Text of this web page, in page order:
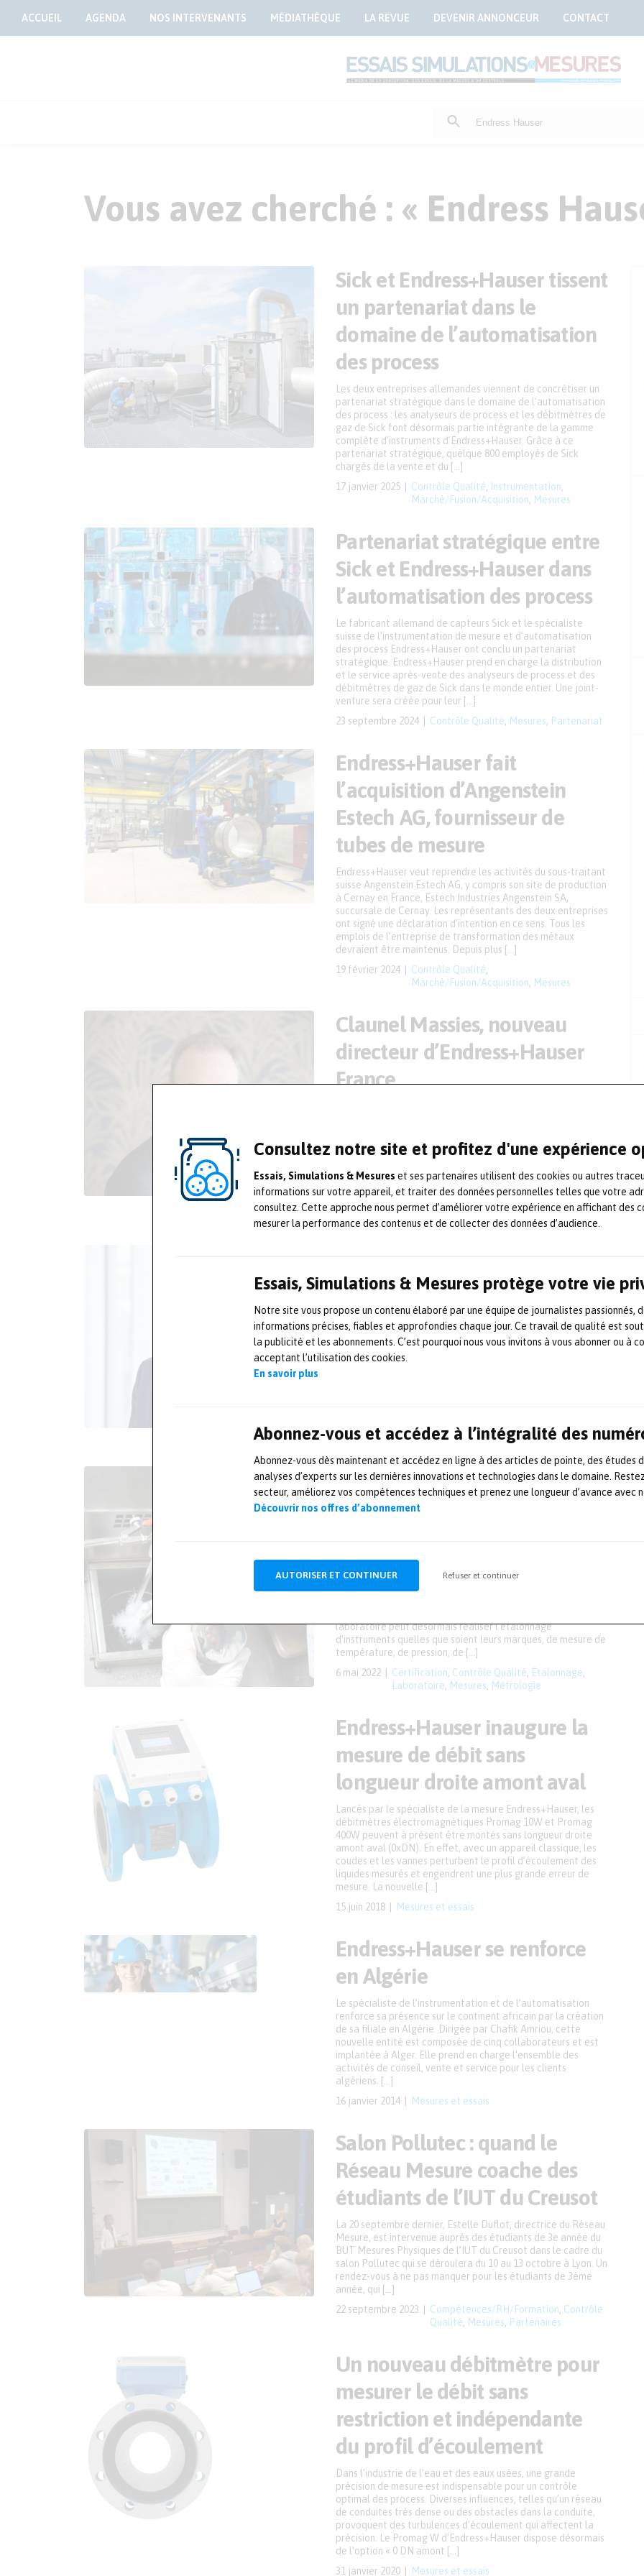
Consultez notre site et profitez d'une expérience
Essais, Simulations & Mesures et ses partenaires utilisent des cookies ou autres
informations sur votre appareil, et traiter des données personnelles telles que votre
consultez. Cette approche nous permet d’améliorer votre expérience en affichant des
mesurer la performance des contenus et de collecter des données d’audience.
Essais, Simulations & Mesures protège votre vie
Notre site vous propose un contenu élaboré par une équipe de journalistes passionnés,
informations précises, fiables et approfondies chaque jour. Ce travail de qualité est
la publicité et les abonnements. C’est pourquoi nous vous invitons à vous abonner ou à
acceptant l’utilisation des cookies.
En savoir plus
Abonnez-vous et accédez à l’intégralité des
Abonnez-vous dès maintenant et accédez en ligne à des articles de pointe, des études
analyses d’experts sur les dernières innovations et technologies dans le domaine.
secteur, améliorez vos compétences techniques et prenez une longueur d’avance avec
Découvrir nos offres d’abonnement
AUTORISER ET CONTINUER Refuser et continuer
ACCUEIL AGENDA NOS INTERVENANTS MÉDIATHÈQUE LA REVUE DEVENIR ANNONCEUR CONTACT
Vous avez cherché : « Endress
Sick et Endress+Hauser tissent
un partenariat dans le
domaine de l’automatisation
des process
17 janvier 2025 Contrôle Qualité Instrumentation
Marché/Fusion/Acquisition
Mesures
Les deux entreprises allemandes viennent de concrétiser un
partenariat stratégique dans le domaine de l’automatisation
des process : les analyseurs de process et les débitmètres de
gaz de Sick font désormais partie intégrante de la gamme
complète d’instruments d’Endress+Hauser. Grâce à ce
partenariat stratégique, quelque 800 employés de Sick
chargés de la vente et du […]
Partenariat stratégique entre
Sick et Endress+Hauser dans
l’automatisation des process
23 septembre 2024 Contrôle Qualité Mesures Partenariat
Le fabricant allemand de capteurs Sick et le spécialiste
suisse de l’instrumentation de mesure et d’automatisation
des process Endress+Hauser ont conclu un partenariat
stratégique. Endress+Hauser prend en charge la distribution
et le service après-vente des analyseurs de process et des
débitmètres de gaz de Sick dans le monde entier. Une joint-
venture sera créée pour leur […]
Endress+Hauser fait
l’acquisition d’Angenstein
Estech AG, fournisseur de
tubes de mesure
19 février 2024 Contrôle Qualité
Marché/Fusion/Acquisition
Mesures
Endress+Hauser veut reprendre les activités du sous-traitant
suisse Angenstein Estech AG, y compris son site de production
à Cernay en France, Estech Industries Angenstein SA,
succursale de Cernay. Les représentants des deux entreprises
ont signé une déclaration d’intention en ce sens. Tous les
emplois de l’entreprise de transformation des métaux
devraient être maintenus. Depuis plus […]
Claunel Massies, nouveau
directeur d’Endress+Hauser
France
20 mars 2023 Contrôle Qualité,Instrumentation,
Nomination
Partenaires
par le comité de direction en place depuis plusieurs années.
Claunel Massiès préside également le Réseau Mesure,
partenaire de la revue Essais & Simulations. Un manager
l’Executive Board du groupe
Endress+Hauser
Instrumentation Mesures,Métrologie
Nomination
Avec le départ à la retraite de Nikolaus Krüger, Chief Sales
Officer, Laurent Mulley prendra la tête des activités de
Endress+Hauser accrédité
Cofrac pour l’étalonnage en
6 mai 2022 Certification Contrôle Qualité Étalonnage
Laboratoire
Mesures Métrologie
Le laboratoire d’Endress+Hauser vient d’obtenir son
accréditation Cofrac pour l’étalonnage de chaînes de
mesures et transmetteurs de température exploitant des
laboratoire peut désormais réaliser l’étalonnage
d’instruments quelles que soient leurs marques, de mesure de
température, de pression, de […]
Endress+Hauser inaugure la
mesure de débit sans
longueur droite amont aval
15 juin 2018 Mesures et essais
Lancés par le spécialiste de la mesure Endress+Hauser, les
débitmètres électromagnétiques Promag 10W et Promag
400W peuvent à présent être montés sans longueur droite
amont aval (0xDN). En effet, avec un appareil classique, les
coudes et les vannes perturbent le profil d’écoulement des
liquides mesurés et engendrent une plus grande erreur de
mesure. La nouvelle […]
Endress+Hauser se renforce
en Algérie
16 janvier 2014 Mesures et essais
Le spécialiste de l’instrumentation et de l’automatisation
renforce sa présence sur le continent africain par la création
de sa filiale en Algérie. Dirigée par Chafik Amriou, cette
nouvelle entité est composée de cinq collaborateurs et est
implantée à Alger. Elle prend en charge l’ensemble des
activités de conseil, vente et service pour les clients
algériens. […]
Salon Pollutec : quand le
Réseau Mesure coache des
étudiants de l’IUT du Creusot
22 septembre 2023 Compétences/RH/Formation Contrôle
Qualité
Mesures Partenaires
La 20 septembre dernier, Estelle Duflot, directrice du Réseau
Mesure, est intervenue auprès des étudiants de 3e année du
BUT Mesures Physiques de l’IUT du Creusot dans le cadre du
salon Pollutec qui se déroulera du 10 au 13 octobre à Lyon. Un
rendez-vous à ne pas manquer pour les étudiants de 3ème
année, qui […]
Un nouveau débitmètre pour
mesurer le débit sans
restriction et indépendante
du profil d’écoulement
31 janvier 2020 Mesures et essais
Dans l’industrie de l’eau et des eaux usées, une grande
précision de mesure est indispensable pour un contrôle
optimal des process. Diverses influences, telles qu’un réseau
de conduites très dense ou des obstacles dans la conduite,
provoquent des turbulences d’écoulement qui affectent la
précision. Le Promag W d’Endress+Hauser dispose désormais
de l’option « 0 DN amont […]